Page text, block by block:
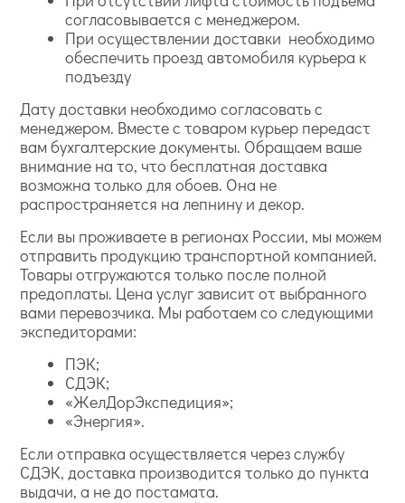
согласовывается с менеджером.
При осуществлении доставки необходимо
обеспечить проезд автомобиля курьера к
подъезду
Дату доставки необходимо согласовать с
менеджером. Вместе с товаром курьер передаст
вам бухгалтерские документы. Обращаем ваше
внимание на то, что бесплатная доставка
возможна только для обоев. Она не
распространяется на лепнину и декор.
Если вы проживаете в регионах России, мы можем
отправить продукцию транспортной компанией.
Товары отгружаются только после полной
предоплаты. Цена услуг зависит от выбранного
вами перевозчика. Мы работаем со следующими
экспедиторами:
ПЭК;
СДЭК;
«ЖелДорЭкспедиция»;
«Энергия».
Если отправка осуществляется через службу
СДЭК, доставка производится только до пункта
выдачи, а не до постамата.